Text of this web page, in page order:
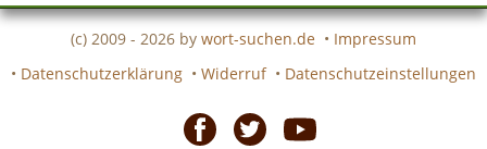
(c) 2009 - 2026 by wort-suchen.de • Impressum
• Datenschutzerklärung • Widerruf • Datenschutzeinstellungen